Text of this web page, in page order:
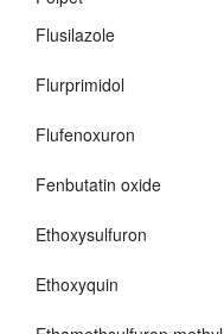
Flusilazole
Flurprimidol
Flufenoxuron
Fenbutatin oxide
Ethoxysulfuron
Ethoxyquin